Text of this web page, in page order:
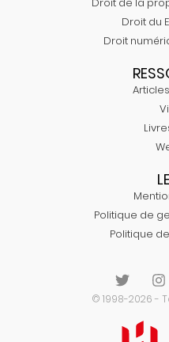
Droit du
Droit
Politique de
Politique
© 1998-2026 -